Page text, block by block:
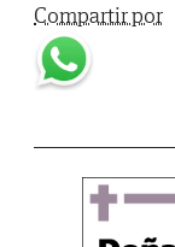
Compartir por